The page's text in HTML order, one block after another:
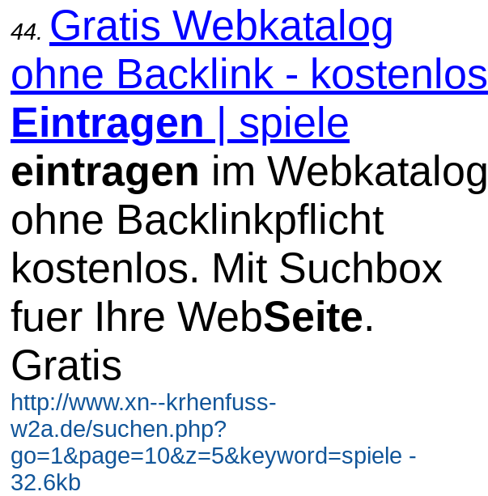
44. Gratis Webkatalog
ohne Backlink - kostenlos
Eintragen | spiele
eintragen im Webkatalog
ohne Backlinkpflicht
kostenlos. Mit Suchbox
fuer Ihre WebSeite.
Gratis
http://www.xn--krhenfuss-
w2a.de/suchen.php?
go=1&page=10&z=5&keyword=spiele -
32.6kb